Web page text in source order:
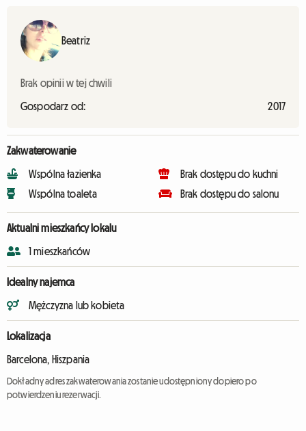
Beatriz
Brak opinii w tej chwili
Gospodarz od: 2017
Zakwaterowanie
Wspólna łazienka
Wspólna toaleta
Brak dostępu do kuchni
Brak dostępu do salonu
Aktualni mieszkańcy lokalu
1 mieszkańców
Idealny najemca
Mężczyzna lub kobieta
Lokalizacja
Barcelona, Hiszpania
Dokładny adres zakwaterowania zostanie udostępniony dopiero po
potwierdzeniu rezerwacji.